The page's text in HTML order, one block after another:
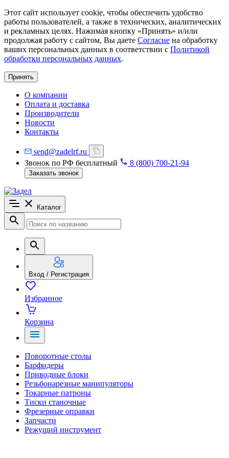
Этот сайт использует cookie, чтобы обеспечить удобство
работы пользователей, а также в технических, аналитических
и рекламных целях. Нажимая кнопку «Принять» и/или
продолжая работу с сайтом, Вы даете Согласие на обработку
ваших персональных данных в соответствии с Политикой
обработки персональных данных.
Принять
О компании
Оплата и доставка
Производители
Новости
Контакты
send@zadelrf.ru
Звонок по РФ бесплатный
8 (800) 700-21-94
Заказать звонок
Каталог
Вход / Регистрация
Избранное
Корзина
Поворотные столы
Барфидеры
Приводные блоки
Резьбонарезные манипуляторы
Токарные патроны
Тиски станочные
Фрезерные оправки
Запчасти
Режущий инструмент